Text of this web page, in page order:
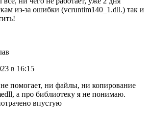
из-за ошибки (vcruntim140_1.dll.) так и
в 16:15
помогает, ни файлы, ни копирование
а про библиотеку я не понимаю.
впустую